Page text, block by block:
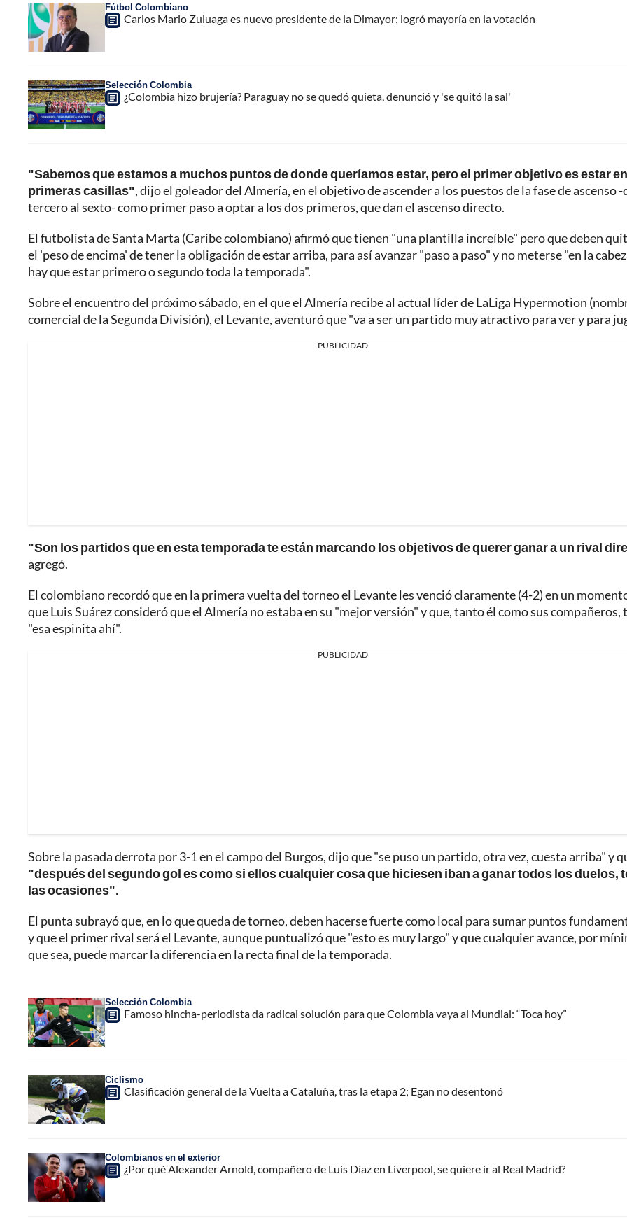
Fútbol Colombiano
Carlos Mario Zuluaga es nuevo presidente de la Dimayor; logró mayoría en la votación
Selección Colombia
¿Colombia hizo brujería? Paraguay no se quedó quieta, denunció y 'se quitó la sal'
"Sabemos que estamos a muchos puntos de donde queríamos estar, pero el primer objetivo es estar
primeras casillas", dijo el goleador del Almería, en el objetivo de ascender a los puestos de la fase de ascenso -
tercero al sexto- como primer paso a optar a los dos primeros, que dan el ascenso directo.
El futbolista de Santa Marta (Caribe colombiano) afirmó que tienen "una plantilla increíble" pero que deben
el 'peso de encima' de tener la obligación de estar arriba, para así avanzar "paso a paso" y no meterse "en la
hay que estar primero o segundo toda la temporada".
Sobre el encuentro del próximo sábado, en el que el Almería recibe al actual líder de LaLiga Hypermotion
comercial de la Segunda División), el Levante, aventuró que "va a ser un partido muy atractivo para ver y para
PUBLICIDAD
"Son los partidos que en esta temporada te están marcando los objetivos de querer ganar a un rival
agregó.
El colombiano recordó que en la primera vuelta del torneo el Levante les venció claramente (4-2) en un
que Luis Suárez consideró que el Almería no estaba en su "mejor versión" y que, tanto él como sus compañeros,
"esa espinita ahí".
PUBLICIDAD
Sobre la pasada derrota por 3-1 en el campo del Burgos, dijo que "se puso un partido, otra vez, cuesta arriba" y
"después del segundo gol es como si ellos cualquier cosa que hiciesen iban a ganar todos los duelos,
las ocasiones".
El punta subrayó que, en lo que queda de torneo, deben hacerse fuerte como local para sumar puntos
y que el primer rival será el Levante, aunque puntualizó que "esto es muy largo" y que cualquier avance, por
que sea, puede marcar la diferencia en la recta final de la temporada.
Selección Colombia
Famoso hincha-periodista da radical solución para que Colombia vaya al Mundial: “Toca hoy”
Ciclismo
Clasificación general de la Vuelta a Cataluña, tras la etapa 2; Egan no desentonó
Colombianos en el exterior
¿Por qué Alexander Arnold, compañero de Luis Díaz en Liverpool, se quiere ir al Real Madrid?